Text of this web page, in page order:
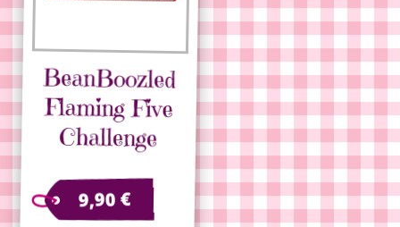
BeanBoozled
Flaming Five
Challenge
9,90€